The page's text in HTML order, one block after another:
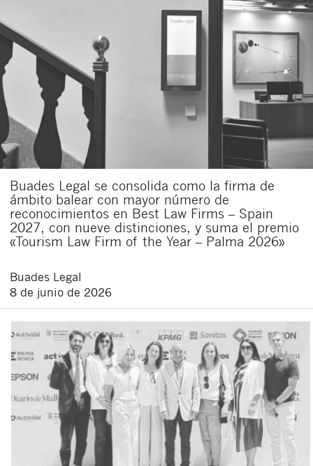
Buades Legal se consolida como la firma de
ámbito balear con mayor número de
reconocimientos en Best Law Firms – Spain
2027, con nueve distinciones, y suma el premio
«Tourism Law Firm of the Year – Palma 2026»
Buades Legal
8 de junio de 2026